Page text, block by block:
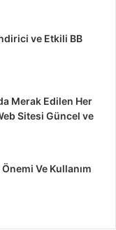
ve Etkili BB
Merak Edilen Her
Sitesi Güncel ve
Ve Kullanım